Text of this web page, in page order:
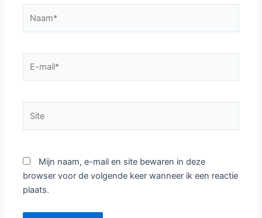
Mijn naam, e-mail en site bewaren in deze
browser voor de volgende keer wanneer ik een reactie
plaats.